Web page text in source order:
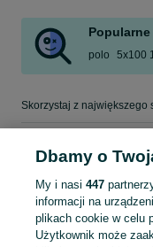
polo 5x100
Mapa kategorii
Mapa ministron
Popularne wyszukiwania
Dbamy o
My i nasi 447
informacji na
plikach cookie w celu
Użytkownik może